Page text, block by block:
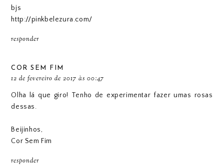
bjs
http://pinkbelezura.com/
responder
COR SEM FIM
12 de fevereiro de 2017 às 00:47
Olha lá que giro! Tenho de experimentar fazer umas rosas
dessas.
Beijinhos,
Cor Sem Fim
responder